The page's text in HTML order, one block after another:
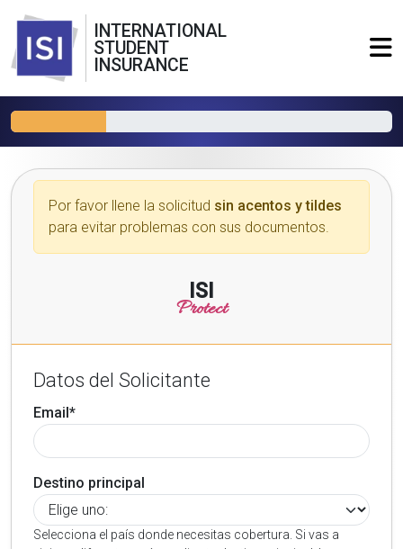
INTERNATIONAL
STUDENT
INSURANCE
Por favor llene la solicitud sin acentos y tildes
para evitar problemas con sus documentos.
ISI
Protect
Datos del Solicitante
Email*
Destino principal
Selecciona el país donde necesitas cobertura. Si vas a